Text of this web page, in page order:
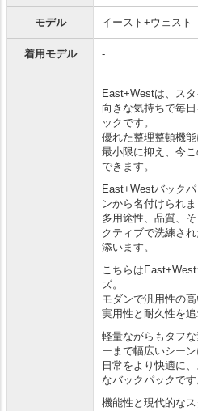
モデル イースト+ウェスト
着用モデル -
East+Westは、ス
向きな気持ちで毎
ックです。
優れた整理整頓機
最小限に抑え、今
できます。
East+Westバック
ンから名付けられま
多用途性、品質、
クティブで洗練さ
添います。
こちらは
ズ。
モダンで汎用性の
実用性と耐久性を追
軽量ながらもタフ
ーまで幅広いシーン
日常をより快適に
なバックパックです
機能性と現代的な